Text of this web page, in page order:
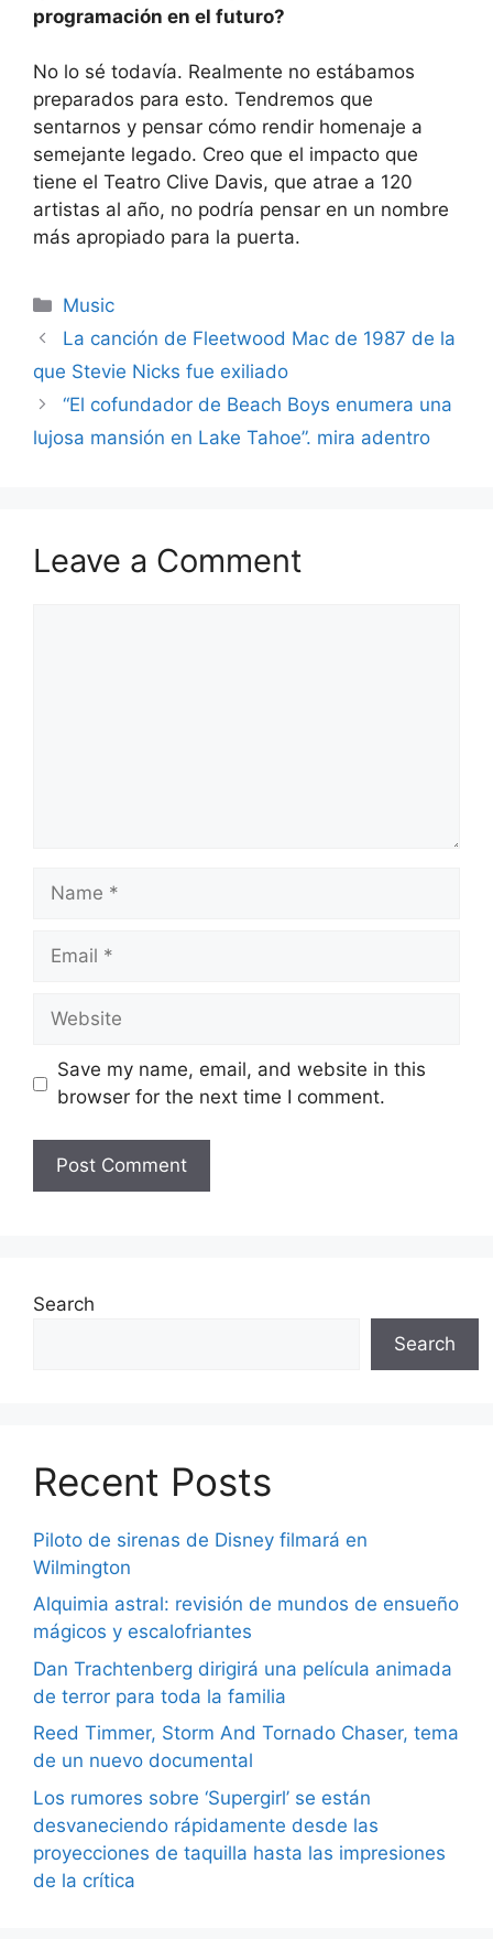
programación en el futuro?
No lo sé todavía. Realmente no estábamos
preparados para esto. Tendremos que
sentarnos y pensar cómo rendir homenaje a
semejante legado. Creo que el impacto que
tiene el Teatro Clive Davis, que atrae a 120
artistas al año, no podría pensar en un nombre
más apropiado para la puerta.
Categories
Music
La canción de Fleetwood Mac de 1987 de la
que Stevie Nicks fue exiliado
“El cofundador de Beach Boys enumera una
lujosa mansión en Lake Tahoe”. mira adentro
Leave a Comment
Name
Email
Website
Save my name, email, and website in this
browser for the next time I comment.
Search
Search
Recent Posts
Piloto de sirenas de Disney filmará en
Wilmington
Alquimia astral: revisión de mundos de ensueño
mágicos y escalofriantes
Dan Trachtenberg dirigirá una película animada
de terror para toda la familia
Reed Timmer, Storm And Tornado Chaser, tema
de un nuevo documental
Los rumores sobre ‘Supergirl’ se están
desvaneciendo rápidamente desde las
proyecciones de taquilla hasta las impresiones
de la crítica